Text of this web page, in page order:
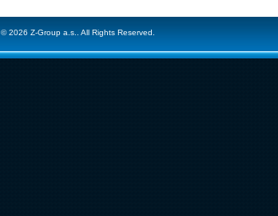
© 2026 Z-Group a.s.. All Rights Reserved.